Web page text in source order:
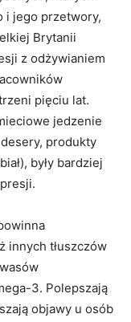
i jego przetwory,
Brytanii
z odżywianiem
pięciu lat.
jedzenie
produkty
były bardziej
innych tłuszczów
3. Polepszają
objawy u osób